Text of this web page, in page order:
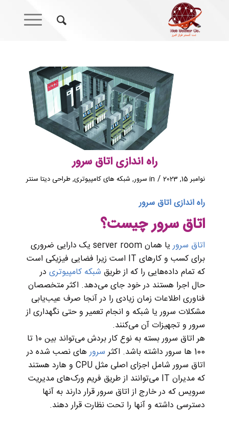
راه اندازی اتاق سرور
نوامبر 15, 2023 /
in سرور, شبکه های کامپیوتری,طراحی دیتا سنتر
راه اندازی اتاق سرور
اتاق سرور چیست؟
اتاق سرور
یا همان server room یک دارایی ضروری
برای کسب و کارهای IT است زیرا فضایی فیزیکی است
که تمام داده‌هایی را که از طریق شبکه کامپیوتری در
حال اجرا هستند در خود جای می‌دهد. اکثر متخصصان
فناوری اطلاعات زمان زیادی را در آنجا صرف عیب‌یابی
مشکلات سرور یا شبکه و انجام تعمیر و حتی نگهداری از
سرور و تجهیزات آن می‌کنند.
هر اتاق سرور بسته به نوع کار بردش می‌تواند بین 10 تا
100 ها سرور داشته باشد. اکثر
سرورهای نصب شده در
اتاق سرور شامل اجزای اصلی مثل CPU و هارد هستند
که مدیران IT می‌توانند از طریق فریم ورک‌های مدیریت
سرویس که در خارج از اتاق سرور قرار دارند به آنها
دسترسی داشته و آنها را تحت نظارت قرار دهند.